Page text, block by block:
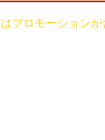
プロモーションが